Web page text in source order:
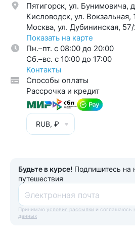
Пятигорск, ул. Бунимовича,
Кисловодск, ул. Вокзальная,
Москва, ул. Дубининская,
Показать на карте
Пн.–пт. с 08:00 до 20:00
Cб.–вс. с 10:00 до 17:00
Контакты
Способы оплаты
Рассрочка и кредит
RUB, ₽
Будьте в курсе! Подпишитесь на
путешествия
Электронная почта
Принимаю условия рассылки и соглашаюсь
данных